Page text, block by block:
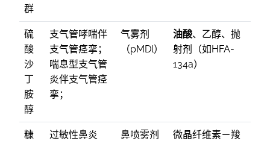
群
硫
酸
沙
丁
胺
醇
支气管哮喘伴
支气管痉挛；
喘息型支气管
炎伴支气管痉
挛；
气雾剂
（pMDl）
油酸、乙醇、抛
射剂（如HFA-
134a）
糠
过敏性鼻炎 鼻喷雾剂
微晶纤维素－羧